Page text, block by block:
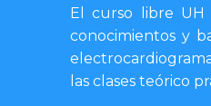
El curso libre UH
conocimientos y
las clases teórico